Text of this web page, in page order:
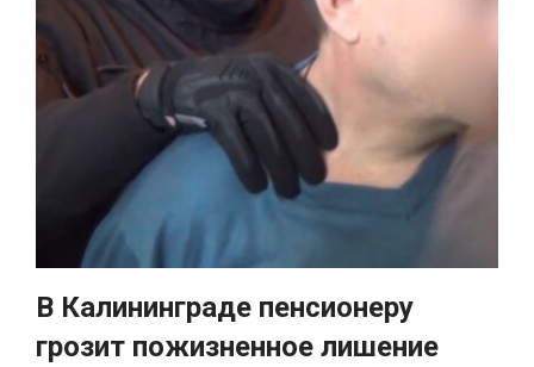
В Калининграде пенсионеру
грозит пожизненное лишение